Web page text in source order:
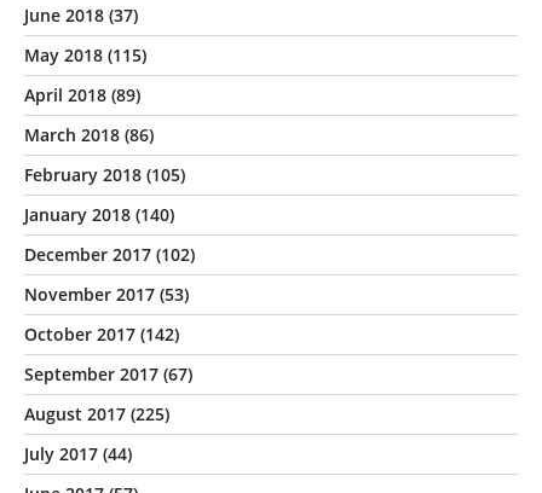
June 2018 (37)
May 2018 (115)
April 2018 (89)
March 2018 (86)
February 2018 (105)
January 2018 (140)
December 2017 (102)
November 2017 (53)
October 2017 (142)
September 2017 (67)
August 2017 (225)
July 2017 (44)